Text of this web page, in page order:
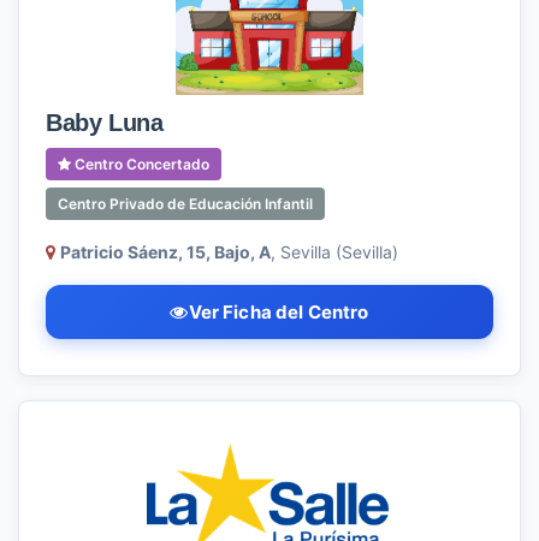
Baby Luna
Centro Concertado
Centro Privado de Educación Infantil
Patricio Sáenz, 15, Bajo, A, Sevilla (Sevilla)
Ver Ficha del Centro